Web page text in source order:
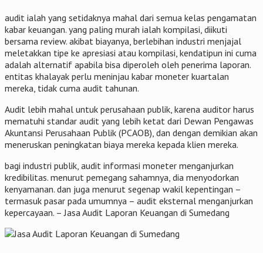
audit ialah yang setidaknya mahal dari semua kelas pengamatan
kabar keuangan. yang paling murah ialah kompilasi, diikuti
bersama review. akibat biayanya, berlebihan industri menjajal
meletakkan tipe ke apresiasi atau kompilasi, kendatipun ini cuma
adalah alternatif apabila bisa diperoleh oleh penerima laporan.
entitas khalayak perlu meninjau kabar moneter kuartalan
mereka, tidak cuma audit tahunan.
Audit lebih mahal untuk perusahaan publik, karena auditor harus
mematuhi standar audit yang lebih ketat dari Dewan Pengawas
Akuntansi Perusahaan Publik (PCAOB), dan dengan demikian akan
meneruskan peningkatan biaya mereka kepada klien mereka.
bagi industri publik, audit informasi moneter menganjurkan
kredibilitas. menurut pemegang sahamnya, dia menyodorkan
kenyamanan. dan juga menurut segenap wakil kepentingan –
termasuk pasar pada umumnya – audit eksternal menganjurkan
kepercayaan. – Jasa Audit Laporan Keuangan di Sumedang